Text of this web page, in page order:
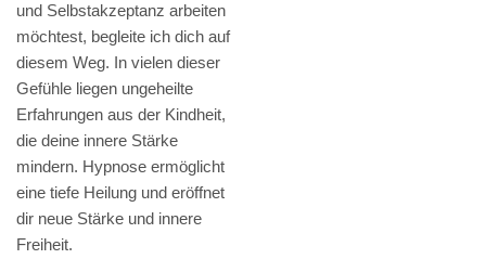
und Selbstakzeptanz arbeiten
möchtest, begleite ich dich auf
diesem Weg. In vielen dieser
Gefühle liegen ungeheilte
Erfahrungen aus der Kindheit,
die deine innere Stärke
mindern. Hypnose ermöglicht
eine tiefe Heilung und eröffnet
dir neue Stärke und innere
Freiheit.